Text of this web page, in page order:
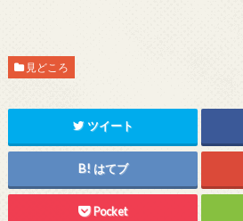
見どころ
ツイート
はてブ
Pocket